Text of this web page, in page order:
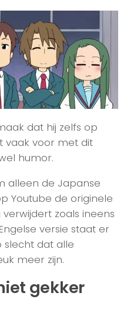
dat hij zelfs op
vaak voor met dit
humor.
alleen de Japanse
Youtube de originele
zoals ineens
versie staat er
slecht dat alle
meer zijn.
gekker